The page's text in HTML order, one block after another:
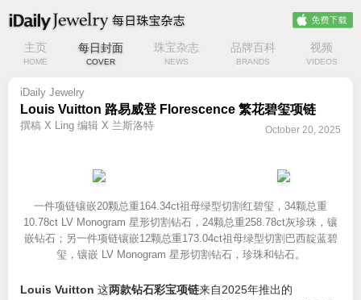
主页
HOME
每日封面
COVER
珠宝杂志
NEWS
品牌百科
BRANDS
视频
VIDEOS
iDaily Jewelry
Louis Vuitton 路易威登 Florescence 繁花碧玺项链
October 20, 2025
撰稿 X Ling 编辑 X 兰斯洛特
一件项链镶嵌20颗总重164.34ct祖母绿型切割红碧玺，34颗总重
10.78ct LV Monogram 星形切割钻石，24颗总重258.78ct灰珍珠，镶
嵌钻石；另一件项链镶嵌12颗总重173.04ct祖母绿型切割巴西靛蓝碧
玺，镶嵌 LV Monogram 星形切割钻石，珍珠和钻石。
Louis Vuitton 这两款钻石彩宝项链来自2025年推出的